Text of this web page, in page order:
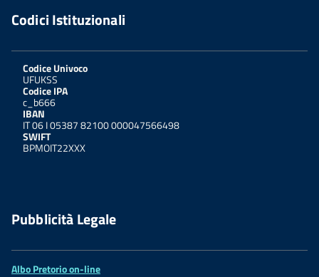
Codici Istituzionali
Codice Univoco
UFUKSS
Codice IPA
c_b666
IBAN
IT 06 I 05387 82100 000047566498
SWIFT
BPMOIT22XXX
Pubblicità Legale
Albo Pretorio on-line